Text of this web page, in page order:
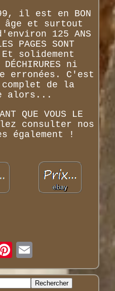
il est en BON
âge et surtout
125 ANS
PAGES SONT
Et solidement
ni
erronées. C'est
complet de la
alors...
QUE VOUS LE
consulter nos
également !